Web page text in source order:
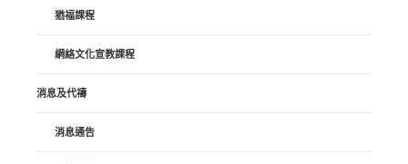
猶福課程
網絡文化宣教課程
消息及代禱
消息通告